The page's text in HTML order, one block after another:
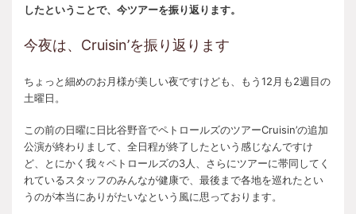
したということで、今ツアーを振り返ります。
今夜は、Cruisin’を振り返ります
ちょっと細めのお月様が美しい夜ですけども、もう12月も2週目の
土曜日。
この前の日曜に日比谷野音でペトロールズのツアーCruisin’の追加
公演が終わりまして、全日程が終了したという感じなんですけ
ど、とにかく我々ペトロールズの3人、さらにツアーに帯同してく
れているスタッフのみんなが健康で、最後まで各地を巡れたとい
うのが本当にありがたいなという風に思っております。